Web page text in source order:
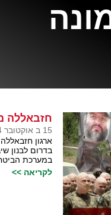
חזבאללה
15 ב אוקטובר 2024
ארגון
בדרום לבנון
במערכת
לקריאה >>